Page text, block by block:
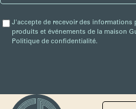
J'accepte de recevoir des informations
produits et événements de la maison
Politique de confidentialité.